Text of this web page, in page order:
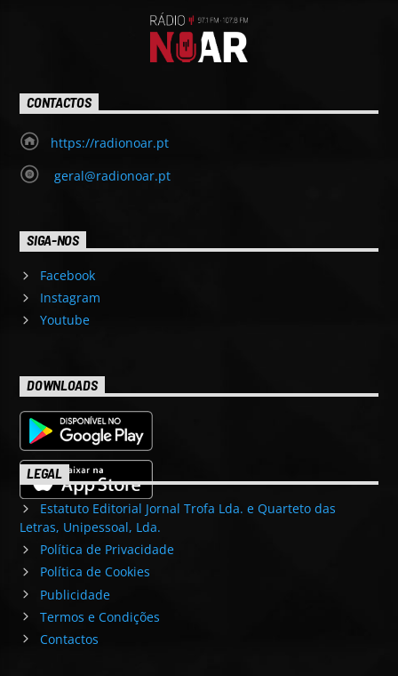
CONTACTOS
https://radionoar.pt
geral@radionoar.pt
SIGA-NOS
Facebook
Instagram
Youtube
DOWNLOADS
LEGAL
Estatuto Editorial Jornal Trofa Lda. e Quarteto das
Letras, Unipessoal, Lda.
Política de Privacidade
Política de Cookies
Publicidade
Termos e Condições
Contactos